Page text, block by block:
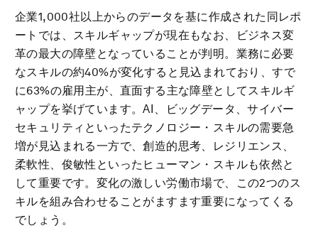
企業1,000社以上からのデータを基に作成された同レポ
ートでは、スキルギャップが現在もなお、ビジネス変
革の最大の障壁となっていることが判明。業務に必要
なスキルの約40%が変化すると見込まれており、すで
に63%の雇用主が、直面する主な障壁としてスキルギ
ャップを挙げています。AI、ビッグデータ、サイバー
セキュリティといったテクノロジー・スキルの需要急
増が見込まれる一方で、創造的思考、レジリエンス、
柔軟性、俊敏性といったヒューマン・スキルも依然と
して重要です。変化の激しい労働市場で、この2つのス
キルを組み合わせることがますます重要になってくる
でしょう。